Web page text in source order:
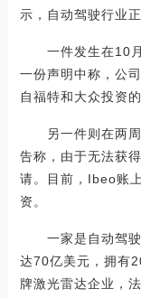
示，自动驾驶行业
一件发生在10月
一份声明中称，公
自福特和大众投资
另一件则在两周
告称，由于无法获
请。目前，Ibeo账
资。
一家是自动驾驶
达70亿美元，拥有
牌激光雷达企业，